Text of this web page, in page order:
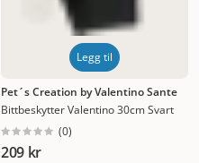
Legg til
Pet´s Creation by Valentino Sante
Bittbeskytter Valentino 30cm Svart
(0)
209 kr